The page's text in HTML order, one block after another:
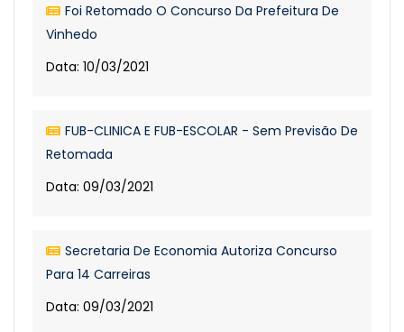
Foi Retomado O Concurso Da Prefeitura De
Vinhedo
Data: 10/03/2021
FUB-CLINICA E FUB-ESCOLAR - Sem Previsão De
Retomada
Data: 09/03/2021
Secretaria De Economia Autoriza Concurso
Para 14 Carreiras
Data: 09/03/2021